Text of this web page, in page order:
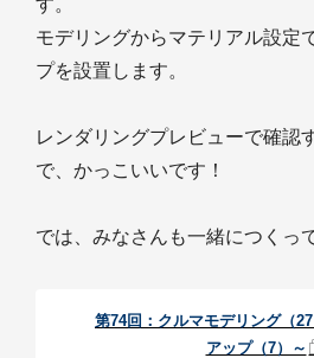
す。
モデリングからマテリアル設定
プを設置します。
レンダリングプレビューで確認
で、かっこいいです！
では、みなさんも一緒につくっ
第74回：クルマモデリング（
アップ（7）～